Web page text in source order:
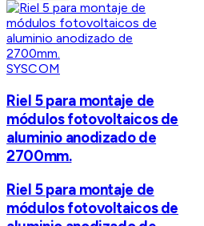
SYSCOM
Riel 5 para montaje de
módulos fotovoltaicos de
aluminio anodizado de
2700mm.
Riel 5 para montaje de
módulos fotovoltaicos de